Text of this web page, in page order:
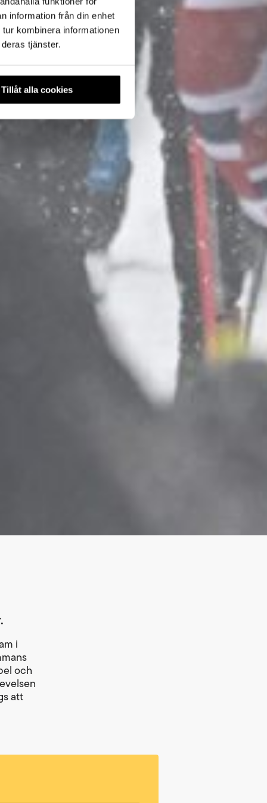
information från din enhet
kombinera informationen
tjänster.
Tillåt alla cookies
i
och
att